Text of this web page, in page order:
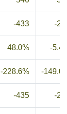
-433 -
48.0% -
-228.6% -
-435 -